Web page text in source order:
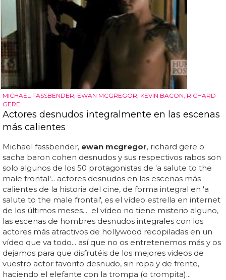
MICHAEL FASSBENDER, EWAN MCGREGOR, KEVIN BACON, RICHARD
GERE
Actores desnudos integralmente en las escenas
más calientes
Michael fassbender, ewan mcgregor, richard gere o
sacha baron cohen desnudos y sus respectivos rabos son
solo algunos de los 50 protagonistas de 'a salute to the
male frontal'... actores desnudos en las escenas más
calientes de la historia del cine, de forma integral en 'a
salute to the male frontal', es el vídeo estrella en internet
de los últimos meses... el vídeo no tiene misterio alguno,
las escenas de hombres desnudos integrales con los
actores más atractivos de hollywood recopiladas en un
vídeo que va todo... así que no os entretenemos más y os
dejamos para que disfrutéis de los mejores videos de
vuestro actor favorito desnudo, sin ropa y de frente,
haciendo el elefante con la trompa (o trompita)...